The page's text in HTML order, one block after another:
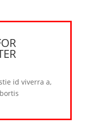
id viverra a,